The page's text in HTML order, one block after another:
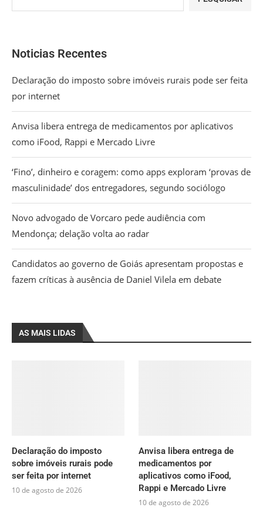
Noticias Recentes
Declaração do imposto sobre imóveis rurais pode ser feita
por internet
Anvisa libera entrega de medicamentos por aplicativos
como iFood, Rappi e Mercado Livre
‘Fino’, dinheiro e coragem: como apps exploram ‘provas de
masculinidade’ dos entregadores, segundo sociólogo
Novo advogado de Vorcaro pede audiência com
Mendonça; delação volta ao radar
Candidatos ao governo de Goiás apresentam propostas e
fazem críticas à ausência de Daniel Vilela em debate
AS MAIS LIDAS
Declaração do imposto
sobre imóveis rurais pode
ser feita por internet
10 de agosto de 2026
Anvisa libera entrega de
medicamentos por
aplicativos como iFood,
Rappi e Mercado Livre
10 de agosto de 2026